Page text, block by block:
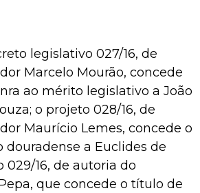
legislativo 027/16, de
Marcelo Mourão, concede
ao mérito legislativo a João
o projeto 028/16, de
Maurício Lemes, concede o
a Euclides de
029/16, de autoria do
que concede o título de